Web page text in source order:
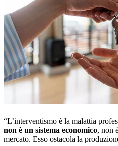
“L’interventismo è la malattia
non è un sistema economico, non
mercato. Esso ostacola la